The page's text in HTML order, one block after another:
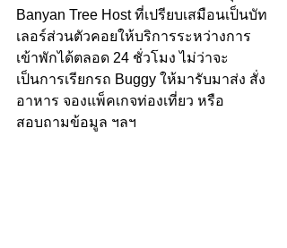
Banyan Tree Host ที่เปรียบเสมือนเป็นบัท
เลอร์ส่วนตัวคอยให้บริการระหว่างการ
เข้าพักได้ตลอด 24 ชั่วโมง ไม่ว่าจะ
เป็นการเรียกรถ Buggy ให้มารับมาส่ง สั่ง
อาหาร จองแพ็คเกจท่องเที่ยว หรือ
สอบถามข้อมูล ฯลฯ